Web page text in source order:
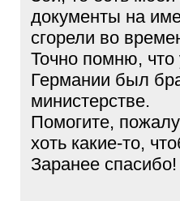
документы на
сгорели во
Точно помню,
Германии был
министерстве.
Помогите,
хоть какие-то,
Заранее спасибо!